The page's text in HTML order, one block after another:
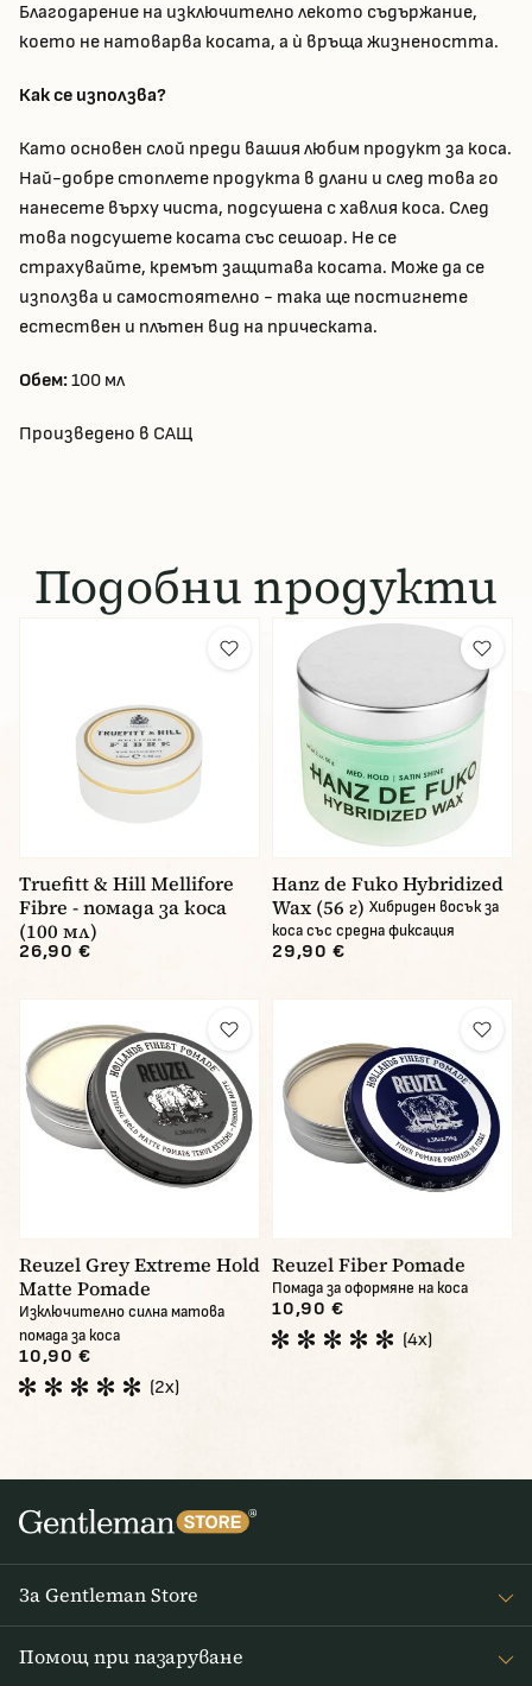
Благодарение на изключително лекото съдържание,
което не натоварва косата, а ѝ връща жизнеността.
Как се използва?
Като основен слой преди вашия любим продукт за коса.
Най-добре стоплете продукта в длани и след това го
нанесете върху чиста, подсушена с хавлия коса. След
това подсушете косата със сешоар. Не се
страхувайте, кремът защитава косата. Може да се
използва и самостоятелно - така ще постигнете
естествен и плътен вид на прическата.
Обем:100 мл
Произведено в САЩ
Подобни продукти
Truefitt & Hill Mellifore
Fibre - помада за коса
(100 мл)
26,90 €
Hanz de Fuko Hybridized
Wax (56 г) Хибриден восък за
коса със средна фиксация
29,90 €
Reuzel Grey Extreme Hold
Matte Pomade
Изключително силна матова
помада за коса
10,90 €
(2x)
Reuzel Fiber Pomade
Помада за оформяне на коса
10,90 €
(4x)
За Gentleman Store
Помощ при пазаруване